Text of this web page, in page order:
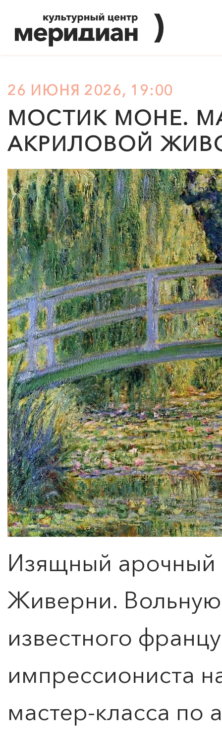
26 ИЮНЯ 2026, 19:00
МОСТИК МОНЕ.
АКРИЛОВОЙ
Изящный арочный
Живерни.
известного
импрессиониста
мастер-класса по
КУПИТЬ БИЛЕТ